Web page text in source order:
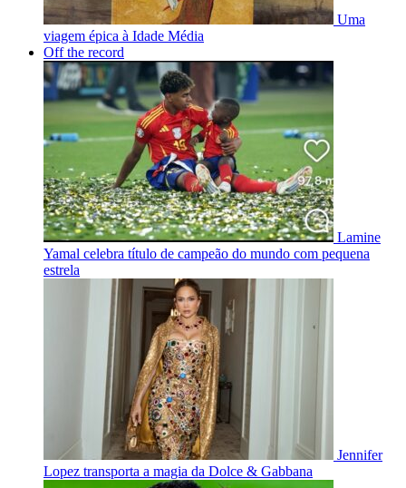
Uma
viagem épica à Idade Média
Off the record
Lamine
Yamal celebra título de campeão do mundo com pequena
estrela
Jennifer
Lopez transporta a magia da Dolce & Gabbana